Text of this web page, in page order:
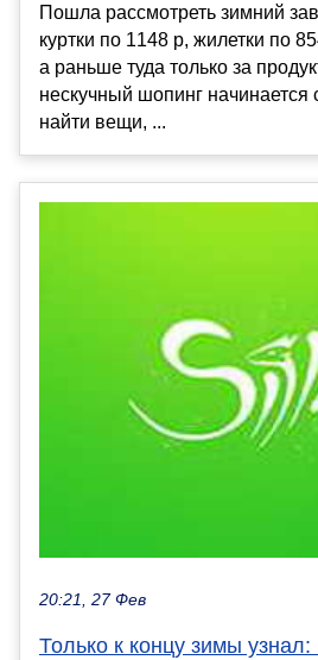
Пошла рассмотреть зимний
куртки по 1148 р, жилетки по
а раньше туда только за
нескучный шопинг
найти вещи, ...
20:21, 27 Фев
Только к концу зимы узнал: